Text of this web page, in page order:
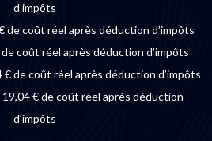
d’impôts
de coût réel après déduction d’impôts
coût réel après déduction d’impôts
€ de coût réel après déduction d’impôts
19,04 € de coût réel après déduction
d’impôts